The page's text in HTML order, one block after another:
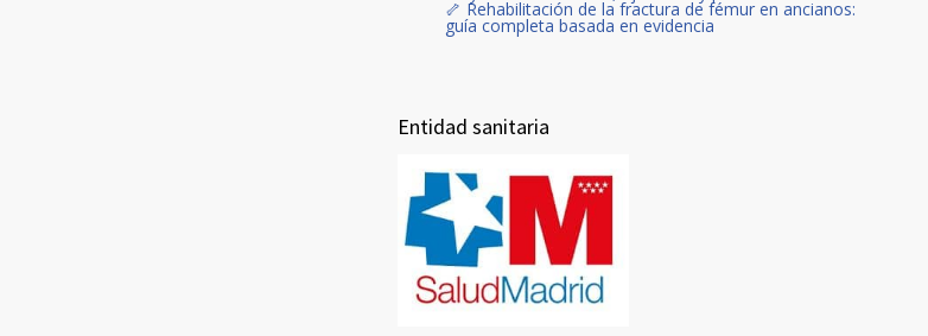
🦴 Rehabilitación de la fractura de fémur en ancianos:
guía completa basada en evidencia
Entidad sanitaria